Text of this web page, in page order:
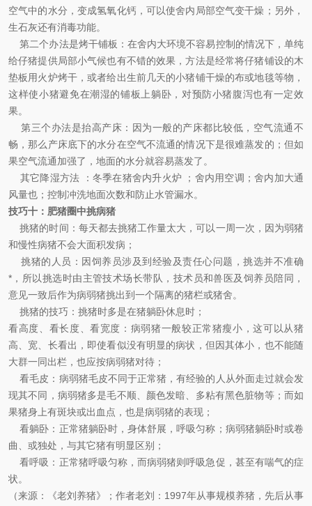
空气中的水分，变成氢氧化钙，可以使舍内局部空气变干燥；另外，
生石灰还有消毒功能。
第二个办法是烤干铺板：在舍内大环境不容易控制的情况下，单纯
给仔猪提供局部小气候也有不错的效果，方法是经常将仔猪铺设的木
垫板用火炉烤干，或者给出生前几天的小猪铺干燥的布或地毯等物，
这样使小猪避免在潮湿的铺板上躺卧，对预防小猪腹泻也有一定效
果。
第三个办法是抬高产床：因为一般的产床都比较低，空气流通不
畅，那么产床底下的水分在空气不流通的情况下是很难蒸发的；但如
果空气流通加强了，地面的水分就容易蒸发了。
其它降湿方法 ：冬季在猪舍内升火炉 ；舍内用空调；舍内加大通
风量也；控制冲洗地面次数和防止水管漏水。
技巧十 ： 肥猪圈中挑病猪
挑猪的时间：每天都去挑猪工作量太大，可以一周一次，因为弱猪
和慢性病猪不会大面积发病；
挑猪的人员：因饲养员涉及到经验及责任心问题，挑选并不准确
*，所以挑选时由主管技术场长带队，技术员和兽医及饲养员陪同，
意见一致后作为病弱猪挑出到一个隔离的猪栏或猪舍。
挑猪的技巧：挑猪时多是在猪躺卧休息时；
看高度、看长度、看宽度：病弱猪一般较正常猪瘦小，这可以从猪
高、宽、长看出，即使看似没有明显的病状，但因其体小，也不能随
大群一同出栏，也应按病弱猪对待；
看毛皮：病弱猪毛皮不同于正常猪，有经验的人从外面走过就会发
现其不同，病弱猪多是毛不顺、颜色发暗、多粘有黑色脏物等；而如
果猪身上有斑块或出血点，也是病弱猪的表现；
看躺卧：正常猪躺卧时，身体舒展，呼吸匀称；病弱猪躺卧时或卷
曲、或独处，与其它猪有明显区别；
看呼吸：正常猪呼吸匀称，而病弱猪则呼吸急促，甚至有喘气的症
状。
（来源：《老刘养猪》；作者老刘：1997年从事规模养猪，先后从事